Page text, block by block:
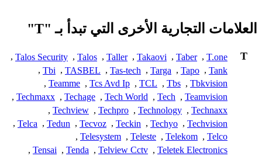
العلامات التجارية الأخرى التي تبدأ بـ "T"
T
T.one
,
Taber
,
Takaovi
,
Taller
,
Talos
,
Talos Security
,
Tank
,
Tapo
,
Targa
,
Tas-tech
,
TASBEL
,
Tbi
,
Tbkvision
,
Tbs
,
TCL
,
Tcs Avd Ip
,
Teamme
,
Teamvision
,
Tech
,
Tech World
,
Techage
,
Techmaxx
,
Technaxx
,
Technology
,
Techpro
,
Techview
,
Techvision
,
Techyo
,
Teckin
,
Tecvoz
,
Tedun
,
Telca
,
Telco
,
Telekom
,
Teleste
,
Telesystem
,
Teletek Electronics
,
Telview Cctv
,
Tenda
,
Tensai
,